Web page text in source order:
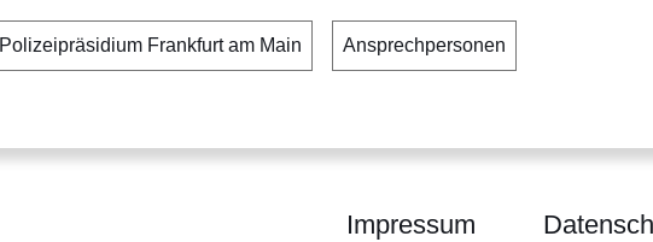
Polizeipräsidium Frankfurt am Main Ansprechpersonen
Impressum